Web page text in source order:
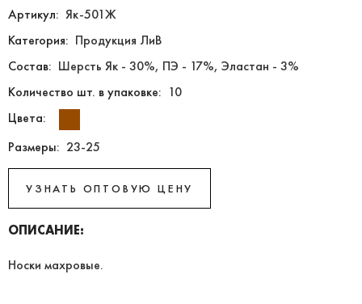
Артикул: Як-501Ж
Категория: Продукция ЛиВ
Состав: Шерсть Як - 30%, ПЭ - 17%, Эластан - 3%
Количество шт. в упаковке: 10
Цвета:
Размеры: 23-25
УЗНАТЬ ОПТОВУЮ ЦЕНУ
ОПИСАНИЕ:
Носки махровые.